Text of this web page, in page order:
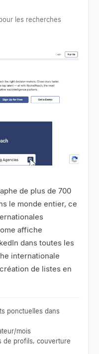
les recherches
de plus de 700
le monde entier, ce
affiche
dans toutes les
internationale
de listes en
ponctuelles dans
mois
de profils, couverture